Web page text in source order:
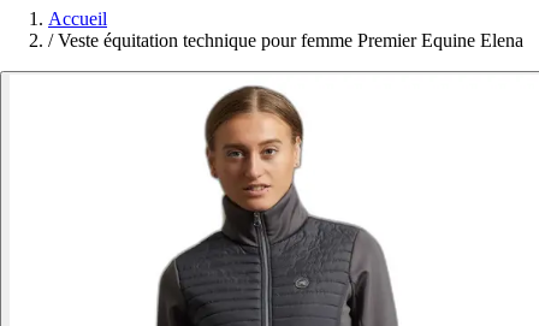
Accueil
/ Veste équitation technique pour femme Premier Equine Elena